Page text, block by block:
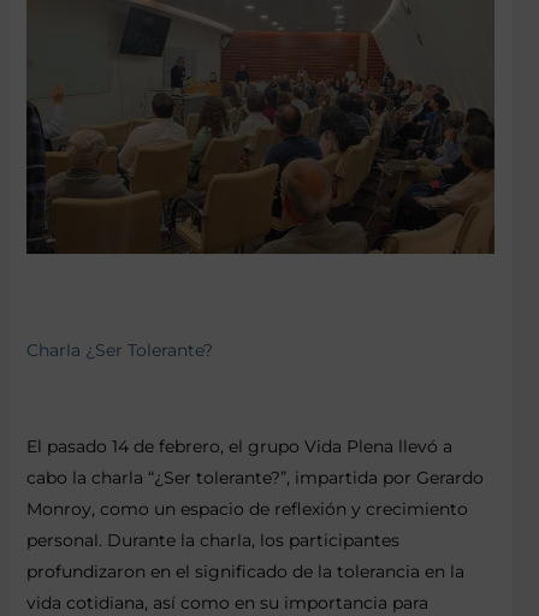
Charla ¿Ser Tolerante?
El pasado 14 de febrero, el grupo Vida Plena llevó a
cabo la charla “¿Ser tolerante?”, impartida por Gerardo
Monroy, como un espacio de reflexión y crecimiento
personal. Durante la charla, los participantes
profundizaron en el significado de la tolerancia en la
vida cotidiana, así como en su importancia para